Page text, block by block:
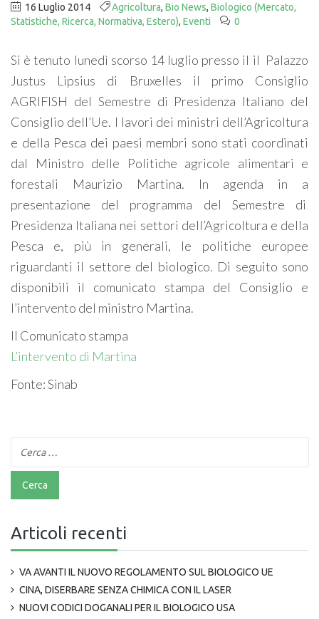
16 Luglio 2014 Agricoltura, Bio News, Biologico (Mercato,
Statistiche, Ricerca, Normativa, Estero), Eventi 0
Si è tenuto lunedì scorso 14 luglio presso il il Palazzo
Justus Lipsius di Bruxelles il primo Consiglio
AGRIFISH del Semestre di Presidenza Italiano del
Consiglio dell’Ue. I lavori dei ministri dell’Agricoltura
e della Pesca dei paesi membri sono stati coordinati
dal Ministro delle Politiche agricole alimentari e
forestali Maurizio Martina. In agenda in a
presentazione del programma del Semestre di
Presidenza Italiana nei settori dell’Agricoltura e della
Pesca e, più in generali, le politiche europee
riguardanti il settore del biologico. Di seguito sono
disponibili il comunicato stampa del Consiglio e
l’intervento del ministro Martina.
Il Comunicato stampa
L’intervento di Martina
Fonte: Sinab
Articoli recenti
VA AVANTI IL NUOVO REGOLAMENTO SUL BIOLOGICO UE
CINA, DISERBARE SENZA CHIMICA CON IL LASER
NUOVI CODICI DOGANALI PER IL BIOLOGICO USA